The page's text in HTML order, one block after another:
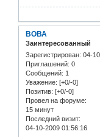
ВОВА
Заинтересованный
Зарегистрирован: 04-
Приглашений: 0
Сообщений: 1
Уважение: [+0/-0]
Позитив: [+0/-0]
Провел на форуме:
15 минут
Последний визит:
04-10-2009 01:56:16